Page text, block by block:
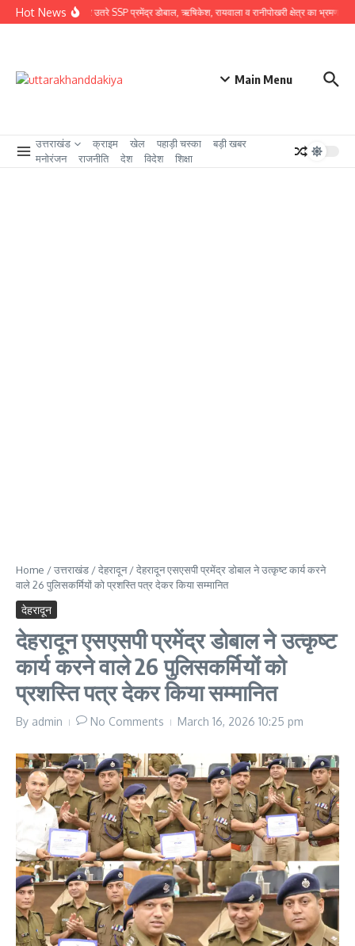
Skip to content
Hot News
ग्राउंड जीरो पर उतरे SSP प्रमेंद्र डोबाल, ऋषिकेश, रायवाला व रानीपोखरी क्षेत्र का भ्रमण कर
Main Menu
उत्तराखंड क्राइम खेल पहाड़ी चस्का
बड़ी खबर
मनोरंजन
राजनीति देश विदेश शिक्षा
Home /उत्तराखंड /देहरादून/देहरादून एसएसपी प्रमेंद्र डोबाल ने उत्कृष्ट कार्य करने
वाले 26 पुलिसकर्मियों को प्रशस्ति पत्र देकर किया सम्मानित
देहरादून
देहरादून एसएसपी प्रमेंद्र डोबाल ने उत्कृष्ट
कार्य करने वाले 26 पुलिसकर्मियों को
प्रशस्ति पत्र देकर किया सम्मानित
By admin No Comments March 16, 2026 10:25 pm